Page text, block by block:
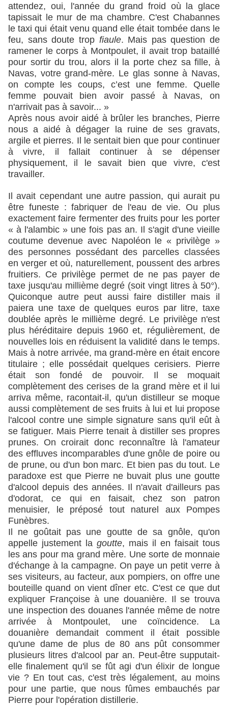
attendez, oui, l'année du grand froid où la glace
tapissait le mur de ma chambre. C'est Chabannes
le taxi qui était venu quand elle était tombée dans le
feu, sans doute trop fiaule. Mais pas question de
ramener le corps à Montpoulet, il avait trop bataillé
pour sortir du trou, alors il la porte chez sa fille, à
Navas, votre grand-mère. Le glas sonne à Navas,
on compte les coups, c’est une femme. Quelle
femme pouvait bien avoir passé à Navas, on
n'arrivait pas à savoir... »
Après nous avoir aidé à brûler les branches, Pierre
nous a aidé à dégager la ruine de ses gravats,
argile et pierres. Il le sentait bien que pour continuer
à vivre, il fallait continuer à se dépenser
physiquement, il le savait bien que vivre, c'est
travailler.
Il avait cependant une autre passion, qui aurait pu
être funeste : fabriquer de l'eau de vie. Ou plus
exactement faire fermenter des fruits pour les porter
« à l'alambic » une fois pas an. Il s'agit d'une vieille
coutume devenue avec Napoléon le « privilège »
des personnes possédant des parcelles classées
en verger et où, naturellement, poussent des arbres
fruitiers. Ce privilège permet de ne pas payer de
taxe jusqu'au millième degré (soit vingt litres à 50°).
Quiconque autre peut aussi faire distiller mais il
paiera une taxe de quelques euros par litre, taxe
doublée après le millième degré. Le privilège n'est
plus héréditaire depuis 1960 et, régulièrement, de
nouvelles lois en réduisent la validité dans le temps.
Mais à notre arrivée, ma grand-mère en était encore
titulaire ; elle possédait quelques cerisiers. Pierre
était son fondé de pouvoir. Il se moquait
complètement des cerises de la grand mère et il lui
arriva même, racontait-il, qu'un distilleur se moque
aussi complètement de ses fruits à lui et lui propose
l'alcool contre une simple signature sans qu'il eût à
se fatiguer. Mais Pierre tenait à distiller ses propres
prunes. On croirait donc reconnaître là l'amateur
des effluves incomparables d'une gnôle de poire ou
de prune, ou d'un bon marc. Et bien pas du tout. Le
paradoxe est que Pierre ne buvait plus une goutte
d'alcool depuis des années. Il n'avait d'ailleurs pas
d'odorat, ce qui en faisait, chez son patron
menuisier, le préposé tout naturel aux Pompes
Funèbres.
Il ne goûtait pas une goutte de sa gnôle, qu'on
appelle justement la goutte, mais il en faisait tous
les ans pour ma grand mère. Une sorte de monnaie
d'échange à la campagne. On paye un petit verre à
ses visiteurs, au facteur, aux pompiers, on offre une
bouteille quand on vient dîner etc. C'est ce que dut
expliquer Françoise à une douanière. Il se trouva
une inspection des douanes l'année même de notre
arrivée à Montpoulet, une coïncidence. La
douanière demandait comment il était possible
qu'une dame de plus de 80 ans pût consommer
plusieurs litres d'alcool par an. Peut-être supputait-
elle finalement qu'il se fût agi d'un élixir de longue
vie ? En tout cas, c'est très légalement, au moins
pour une partie, que nous fûmes embauchés par
Pierre pour l'opération distillerie.